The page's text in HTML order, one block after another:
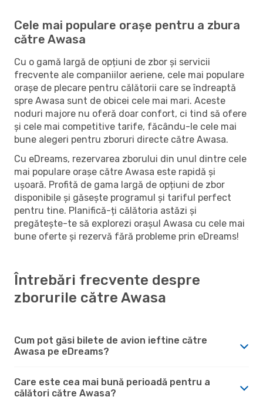
Cele mai populare orașe pentru a zbura
către Awasa
Cu o gamă largă de opțiuni de zbor și servicii
frecvente ale companiilor aeriene, cele mai populare
orașe de plecare pentru călătorii care se îndreaptă
spre Awasa sunt de obicei cele mai mari. Aceste
noduri majore nu oferă doar confort, ci tind să ofere
și cele mai competitive tarife, făcându-le cele mai
bune alegeri pentru zboruri directe către Awasa.
Cu eDreams, rezervarea zborului din unul dintre cele
mai populare orașe către Awasa este rapidă și
ușoară. Profită de gama largă de opțiuni de zbor
disponibile și găsește programul și tariful perfect
pentru tine. Planifică-ți călătoria astăzi și
pregătește-te să explorezi orașul Awasa cu cele mai
bune oferte și rezervă fără probleme prin eDreams!
Întrebări frecvente despre
zborurile către Awasa
Cum pot găsi bilete de avion ieftine către
Awasa pe eDreams?
Care este cea mai bună perioadă pentru a
călători către Awasa?